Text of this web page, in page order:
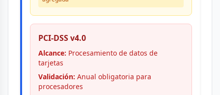
PCI-DSS v4.0
Alcance: Procesamiento de datos de
tarjetas
Validación: Anual obligatoria para
procesadores